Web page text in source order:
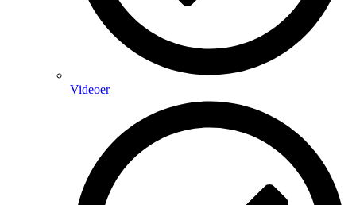
Videoer